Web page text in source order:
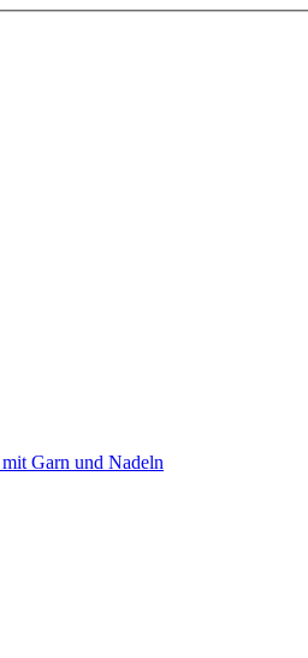
Garn und Nadeln